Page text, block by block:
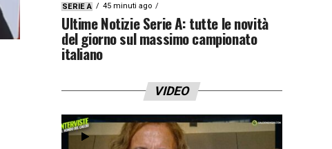
SERIE A 45 minuti ago
Ultime Notizie Serie A: tutte le novità
del giorno sul massimo campionato
italiano
VIDEO